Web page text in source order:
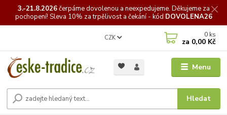
3.-21.8.2026čerpámedovolenou a neexpedujeme. Děkujeme za
pochopení! Sleva 10% za trpělivost a čekání - kód DOVOLENA26
Menu
CZK
Hledat
0 ks
za 0,00 Kč